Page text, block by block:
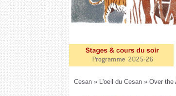
Cesan » L'oeil du Cesan » Over the